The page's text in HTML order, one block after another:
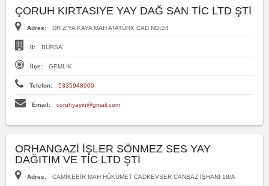
ÇORUH KIRTASIYE YAY DAĞ SAN TİC LTD ŞTİ
Adres: DR ZİYA KAYA MAH ATATÜRK CAD NO:24
İl: BURSA
İlçe: GEMLİK
Telefon: 5335948900
Email: coruhyayin@gmail.com
ORHANGAZİ İŞLER SÖNMEZ SES YAY
DAĞITIM VE TİC LTD ŞTİ
Adres: CAMİKEBİR MAH HÜKÜMET CADKEVSER CANBAZ İŞHANI 18/A